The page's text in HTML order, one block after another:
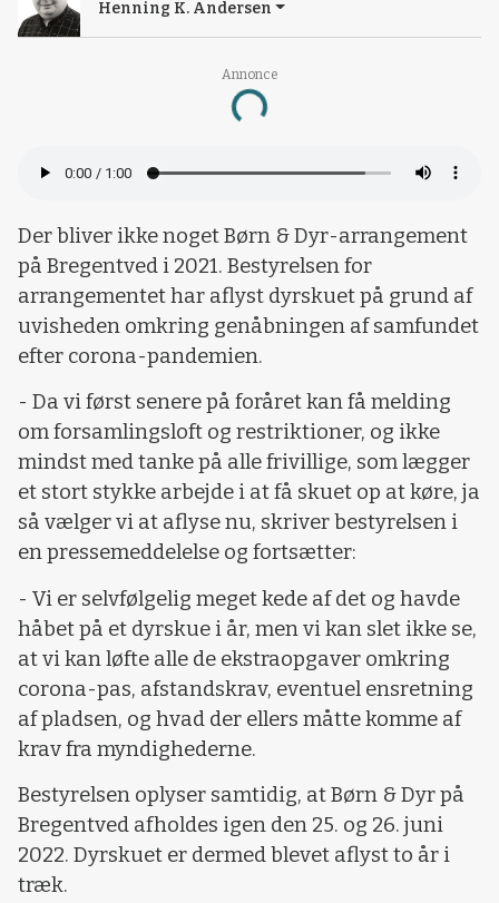
Annonce
Loading...
Henning K. Andersen
Der bliver ikke noget Børn & Dyr-arrangement
på Bregentved i 2021. Bestyrelsen for
arrangementet har aflyst dyrskuet på grund af
uvisheden omkring genåbningen af samfundet
efter corona-pandemien.
- Da vi først senere på foråret kan få melding
om forsamlingsloft og restriktioner, og ikke
mindst med tanke på alle frivillige, som lægger
et stort stykke arbejde i at få skuet op at køre, ja
så vælger vi at aflyse nu, skriver bestyrelsen i
en pressemeddelelse og fortsætter:
- Vi er selvfølgelig meget kede af det og havde
håbet på et dyrskue i år, men vi kan slet ikke se,
at vi kan løfte alle de ekstraopgaver omkring
corona-pas, afstandskrav, eventuel ensretning
af pladsen, og hvad der ellers måtte komme af
krav fra myndighederne.
Bestyrelsen oplyser samtidig, at Børn & Dyr på
Bregentved afholdes igen den 25. og 26. juni
2022. Dyrskuet er dermed blevet aflyst to år i
træk.